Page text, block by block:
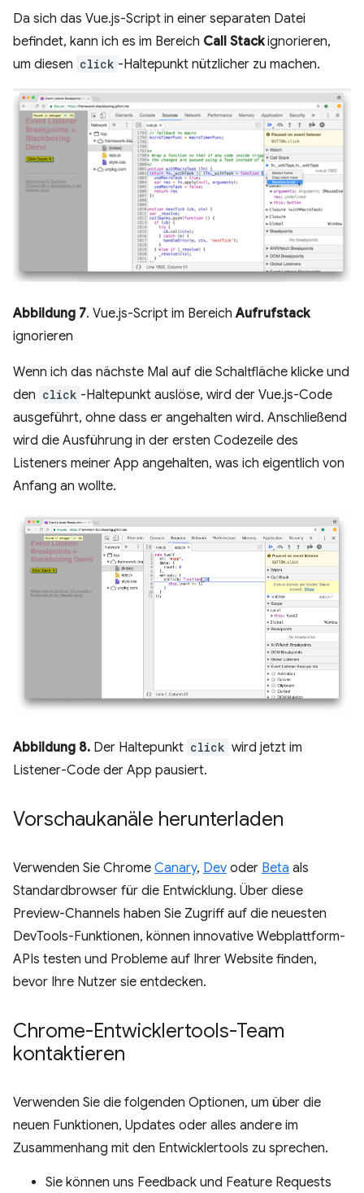
Da sich das Vue.js-Script in einer separaten Datei
befindet, kann ich es im Bereich Call Stackignorieren,
um diesen click -Haltepunkt nützlicher zu machen.
Abbildung 7. Vue.js-Script im BereichAufrufstack
ignorieren
Wenn ich das nächste Mal auf die Schaltfläche klicke und
den click -Haltepunkt auslöse, wird der Vue.js-Code
ausgeführt, ohne dass er angehalten wird. Anschließend
wird die Ausführung in der ersten Codezeile des
Listeners meiner App angehalten, was ich eigentlich von
Anfang an wollte.
Abbildung 8. Der Haltepunkt click wird jetzt im
Listener-Code der App pausiert.
Vorschaukanäle herunterladen
Verwenden Sie Chrome Canary, Dev oder Beta als
Standardbrowser für die Entwicklung. Über diese
Preview-Channels haben Sie Zugriff auf die neuesten
DevTools-Funktionen, können innovative Webplattform-
APIs testen und Probleme auf Ihrer Website finden,
bevor Ihre Nutzer sie entdecken.
Chrome-Entwicklertools-Team
kontaktieren
Verwenden Sie die folgenden Optionen, um über die
neuen Funktionen, Updates oder alles andere im
Zusammenhang mit den Entwicklertools zu sprechen.
Sie können uns Feedback und Feature Requests